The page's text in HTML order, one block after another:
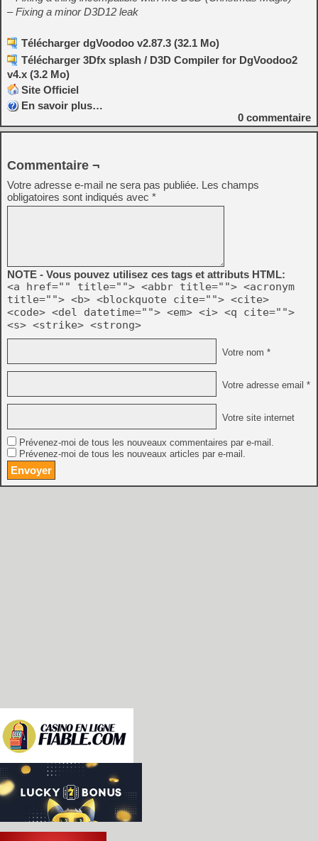
– Fixing a minor D3D12 leak
Télécharger dgVoodoo v2.87.3 (32.1 Mo)
Télécharger 3Dfx splash / D3D Compiler for DgVoodoo2
v4.x (3.2 Mo)
Site Officiel
En savoir plus…
0 commentaire
Commentaire ¬
Votre adresse e-mail ne sera pas publiée. Les champs
obligatoires sont indiqués avec *
NOTE - Vous pouvez utilisez ces tags et attributs HTML:
<a href="" title=""> <abbr title=""> <acronym
title=""> <b> <blockquote cite=""> <cite>
<code> <del datetime=""> <em> <i> <q cite="">
<s> <strike> <strong>
Votre nom *
Votre adresse email *
Votre site internet
Prévenez-moi de tous les nouveaux commentaires par e-mail.
Prévenez-moi de tous les nouveaux articles par e-mail.